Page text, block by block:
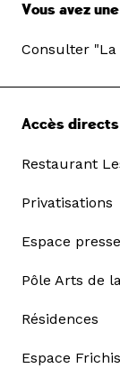
Vous avez
Consulter "La
Accès directs
Restaurant
Privatisations
Espace presse
Pôle Arts de
Résidences
Espace